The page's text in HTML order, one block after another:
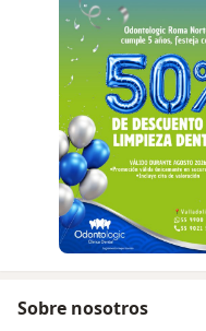
Sobre nosotros